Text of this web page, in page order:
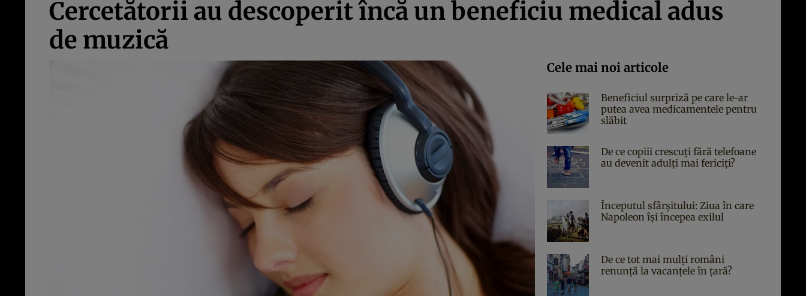
Cercetătorii au descoperit încă un beneficiu medical adus
de muzică
Cele mai noi articole
Beneficiul surpriză pe care le-ar
putea avea medicamentele pentru
slăbit
De ce copiii crescuți fără telefoane
au devenit adulți mai fericiți?
Începutul sfârşitului: Ziua în care
Napoleon îşi începea exilul
De ce tot mai mulți români
renunță la vacanțele în țară?